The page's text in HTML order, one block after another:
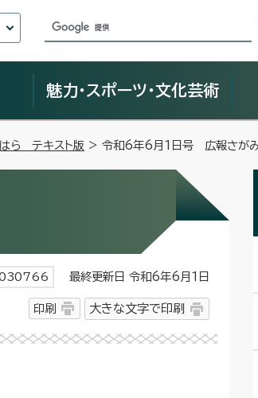
魅力・スポーツ・文化芸術
ら テキスト版 > 令和6年6月1日号 広報さがみ
最終更新日 令和6年6月1日
印刷 大きな文字で印刷